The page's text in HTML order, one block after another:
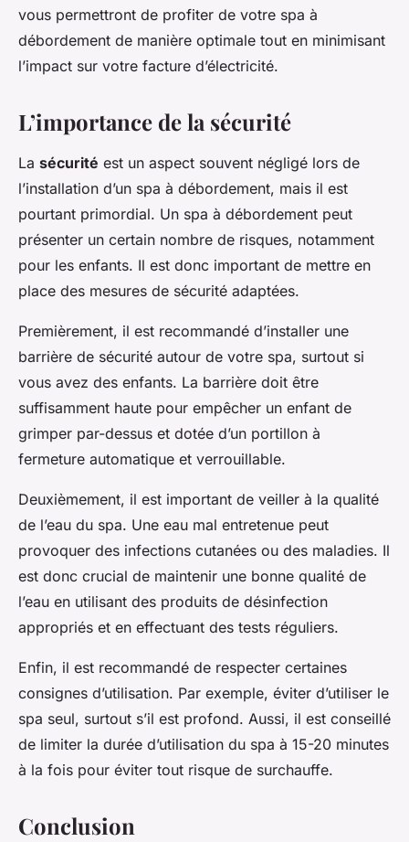
vous permettront de profiter de votre spa à
débordement de manière optimale tout en minimisant
l’impact sur votre facture d’électricité.
L’importance de la sécurité
La sécurité est un aspect souvent négligé lors de
l’installation d’un spa à débordement, mais il est
pourtant primordial. Un spa à débordement peut
présenter un certain nombre de risques, notamment
pour les enfants. Il est donc important de mettre en
place des mesures de sécurité adaptées.
Premièrement, il est recommandé d’installer une
barrière de sécurité autour de votre spa, surtout si
vous avez des enfants. La barrière doit être
suffisamment haute pour empêcher un enfant de
grimper par-dessus et dotée d’un portillon à
fermeture automatique et verrouillable.
Deuxièmement, il est important de veiller à la qualité
de l’eau du spa. Une eau mal entretenue peut
provoquer des infections cutanées ou des maladies. Il
est donc crucial de maintenir une bonne qualité de
l’eau en utilisant des produits de désinfection
appropriés et en effectuant des tests réguliers.
Enfin, il est recommandé de respecter certaines
consignes d’utilisation. Par exemple, éviter d’utiliser le
spa seul, surtout s’il est profond. Aussi, il est conseillé
de limiter la durée d’utilisation du spa à 15-20 minutes
à la fois pour éviter tout risque de surchauffe.
Conclusion